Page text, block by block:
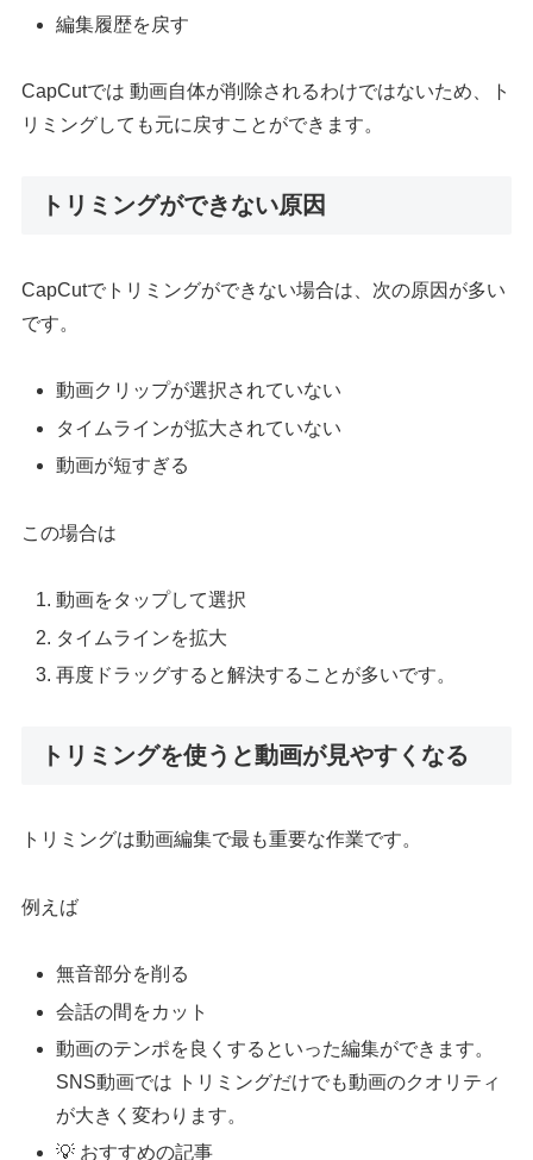
編集履歴を戻す
CapCutでは 動画自体が削除されるわけではないため、ト
リミングしても元に戻すことができます。
トリミングができない原因
CapCutでトリミングができない場合は、次の原因が多い
です。
動画クリップが選択されていない
タイムラインが拡大されていない
動画が短すぎる
この場合は
動画をタップして選択
タイムラインを拡大
再度ドラッグすると解決することが多いです。
トリミングを使うと動画が見やすくなる
トリミングは動画編集で最も重要な作業です。
例えば
無音部分を削る
会話の間をカット
動画のテンポを良くするといった編集ができます。
SNS動画では トリミングだけでも動画のクオリティ
が大きく変わります。
💡 おすすめの記事